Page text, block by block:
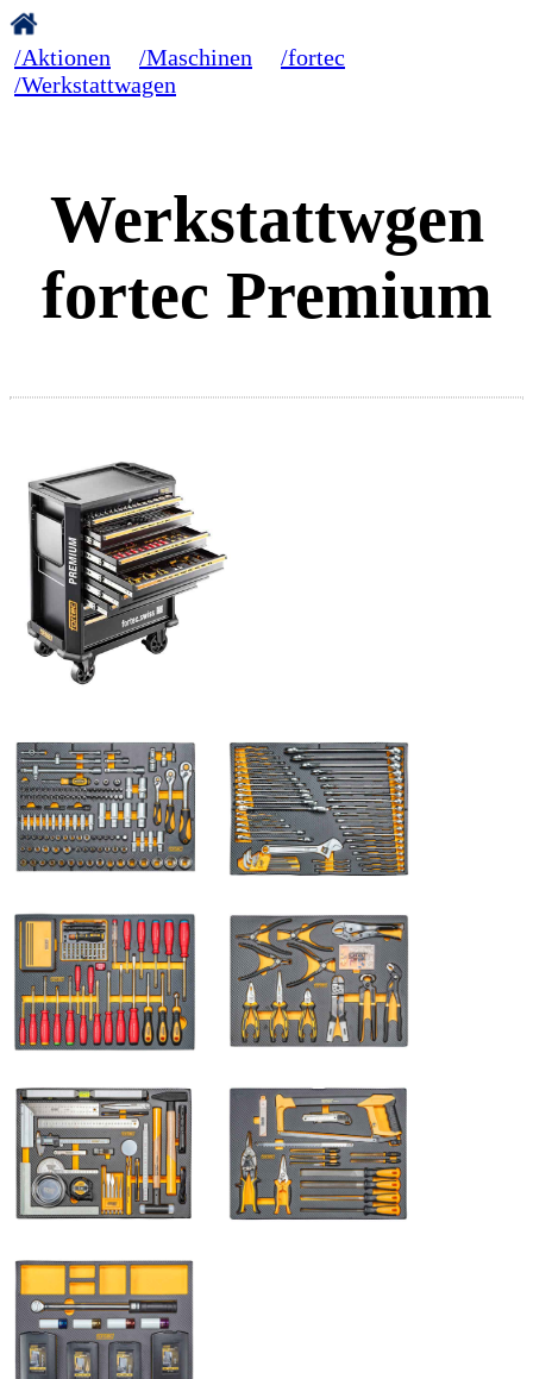
/Aktionen /Maschinen
/fortec
/Werkstattwagen
Werkstattwgen
fortec Premium